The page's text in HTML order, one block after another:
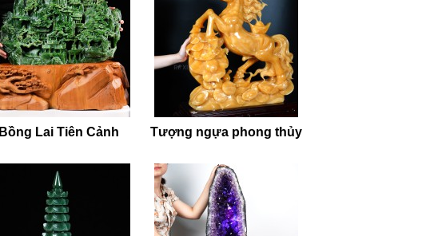
Bồng Lai Tiên Cảnh Tượng ngựa phong thủy